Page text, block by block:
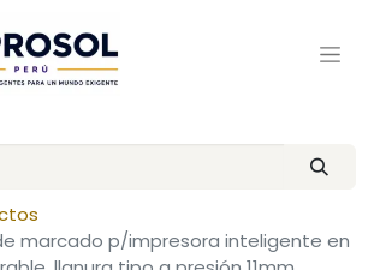
marcado p/impresora inteligente en